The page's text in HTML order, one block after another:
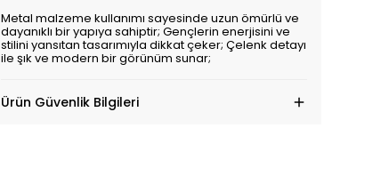
Metal malzeme kullanımı sayesinde uzun ömürlü ve
dayanıklı bir yapıya sahiptir; Gençlerin enerjisini ve
stilini yansıtan tasarımıyla dikkat çeker; Çelenk detayı
ile şık ve modern bir görünüm sunar;
Ürün Güvenlik Bilgileri